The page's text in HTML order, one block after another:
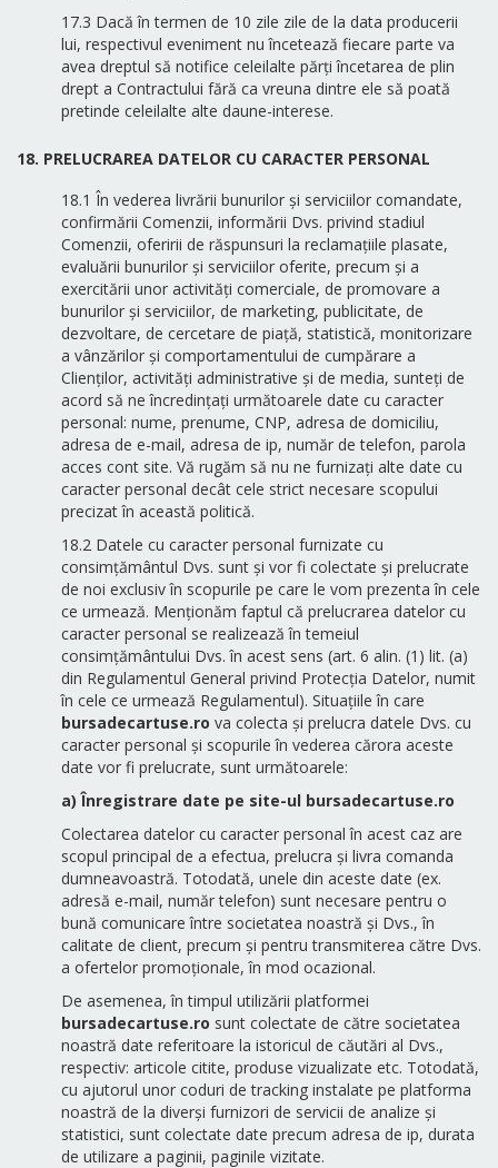
17.3 Dacă în termen de 10 zile zile de la data producerii
lui, respectivul eveniment nu încetează fiecare parte va
avea dreptul să notifice celeilalte părți încetarea de plin
drept a Contractului fără ca vreuna dintre ele să poată
pretinde celeilalte alte daune-interese.
18. PRELUCRAREA DATELOR CU CARACTER PERSONAL
18.1 În vederea livrării bunurilor și serviciilor comandate,
confirmării Comenzii, informării Dvs. privind stadiul
Comenzii, oferirii de răspunsuri la reclamațiile plasate,
evaluării bunurilor și serviciilor oferite, precum și a
exercitării unor activități comerciale, de promovare a
bunurilor și serviciilor, de marketing, publicitate, de
dezvoltare, de cercetare de piață, statistică, monitorizare
a vânzărilor și comportamentului de cumpărare a
Clienților, activități administrative și de media, sunteți de
acord să ne încredințați următoarele date cu caracter
personal: nume, prenume, CNP, adresa de domiciliu,
adresa de e-mail, adresa de ip, număr de telefon, parola
acces cont site. Vă rugăm să nu ne furnizați alte date cu
caracter personal decât cele strict necesare scopului
precizat în această politică.
18.2 Datele cu caracter personal furnizate cu
consimțământul Dvs. sunt și vor fi colectate și prelucrate
de noi exclusiv în scopurile pe care le vom prezenta în cele
ce urmează. Menționăm faptul că prelucrarea datelor cu
caracter personal se realizează în temeiul
consimțământului Dvs. în acest sens (art. 6 alin. (1) lit. (a)
din Regulamentul General privind Protecția Datelor, numit
în cele ce urmează Regulamentul). Situațiile în care
bursadecartuse.ro va colecta și prelucra datele Dvs. cu
caracter personal și scopurile în vederea cărora aceste
date vor fi prelucrate, sunt următoarele:
a) Înregistrare date pe site-ul bursadecartuse.ro
Colectarea datelor cu caracter personal în acest caz are
scopul principal de a efectua, prelucra și livra comanda
dumneavoastră. Totodată, unele din aceste date (ex.
adresă e-mail, număr telefon) sunt necesare pentru o
bună comunicare între societatea noastră și Dvs., în
calitate de client, precum și pentru transmiterea către Dvs.
a ofertelor promoționale, în mod ocazional.
De asemenea, în timpul utilizării platformei
bursadecartuse.ro sunt colectate de către societatea
noastră date referitoare la istoricul de căutări al Dvs.,
respectiv: articole citite, produse vizualizate etc. Totodată,
cu ajutorul unor coduri de tracking instalate pe platforma
noastră de la diverși furnizori de servicii de analize și
statistici, sunt colectate date precum adresa de ip, durata
de utilizare a paginii, paginile vizitate.